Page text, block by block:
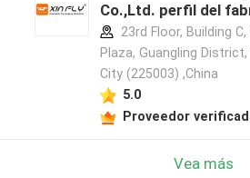
Co.,Ltd. perfil del
23rd Floor, Building
Plaza, Guangling
City (225003) ,China
5.0
Proveedor
Vea más